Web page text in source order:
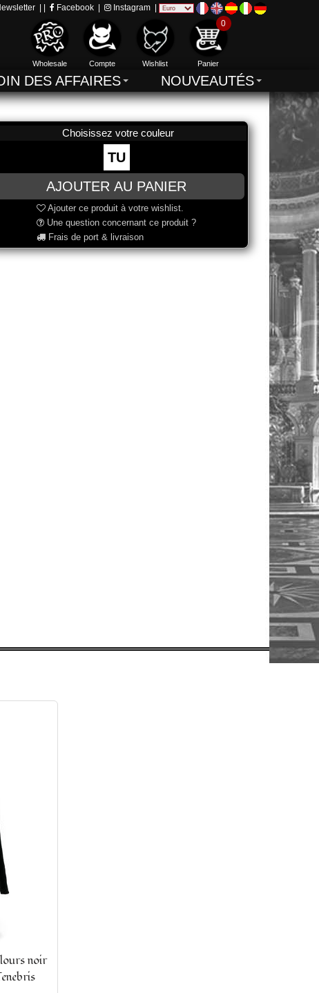
Facebook Instagram
Wholesale Compte Wishlist
0
Panier
DES AFFAIRES NOUVEAUTÉS
Choisissez votre couleur
TU
Ajouter ce produit à votre wishlist.
Une question concernant ce produit ?
Frais de port & livraison
noir